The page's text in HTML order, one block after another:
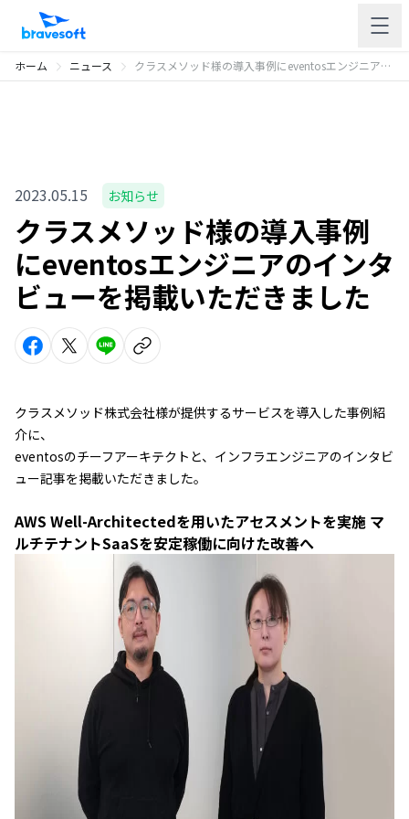
ホーム ニュース クラスメソッド様の導入事例にeventosエンジニアのインタビューを掲載いただきました
2023.05.15 お知らせ
クラスメソッド様の導入事例
にeventosエンジニアのインタ
ビューを掲載いただきました
クラスメソッド株式会社様が提供するサービスを導入した事例紹
介に、
eventosのチーフアーキテクトと、インフラエンジニアのインタビ
ュー記事を掲載いただきました。
AWS Well-Architectedを用いたアセスメントを実施 マ
ルチテナントSaaSを安定稼働に向けた改善へ